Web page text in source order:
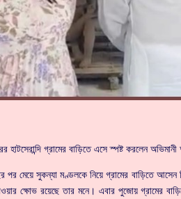
হাটসেরান্দি গ্রামের বাড়িতে এসে স্পষ্ট করলেন
মেয়ে সুকন্যা মণ্ডলকে নিয়ে গ্রামের বাড়িতে আসেন
ক্ষোভ রয়েছে তার মনে। এবার পুজোয় গ্রামের